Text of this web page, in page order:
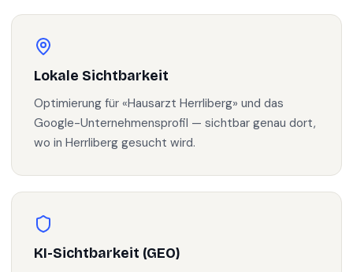
Lokale Sichtbarkeit
Optimierung für «Hausarzt Herrliberg» und das
Google-Unternehmensprofil — sichtbar genau dort,
wo in Herrliberg gesucht wird.
KI-Sichtbarkeit (GEO)